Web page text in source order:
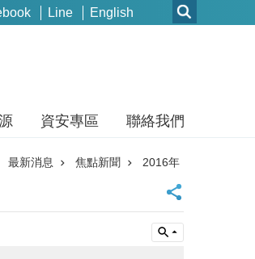
Line English
資安專區 聯絡我們
最新消息 焦點新聞 2016年